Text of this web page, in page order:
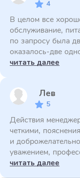
4
В целом все
обслуживание,
по запросу была
оказалось-две
читать далее
Лев
5
Действия
четкими,
и
уважением,
читать далее